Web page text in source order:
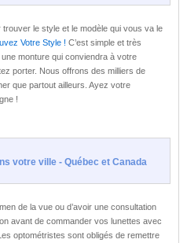
trouver le style et le modèle qui vous va le
Votre Style ! C’est simple et très
monture qui conviendra à votre
porter. Nous offrons des milliers de
que partout ailleurs. Ayez votre
!
votre ville - Québec et Canada
de la vue ou d’avoir une consultation
avant de commander vos lunettes avec
optométristes sont obligés de remettre